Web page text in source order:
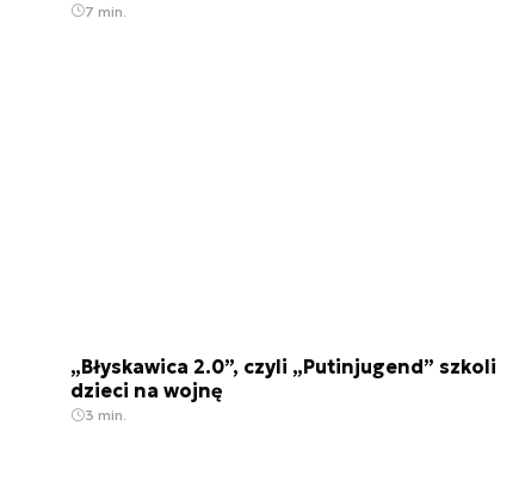
7 min.
„Błyskawica 2.0”, czyli „Putinjugend” szkoli
dzieci na wojnę
3 min.